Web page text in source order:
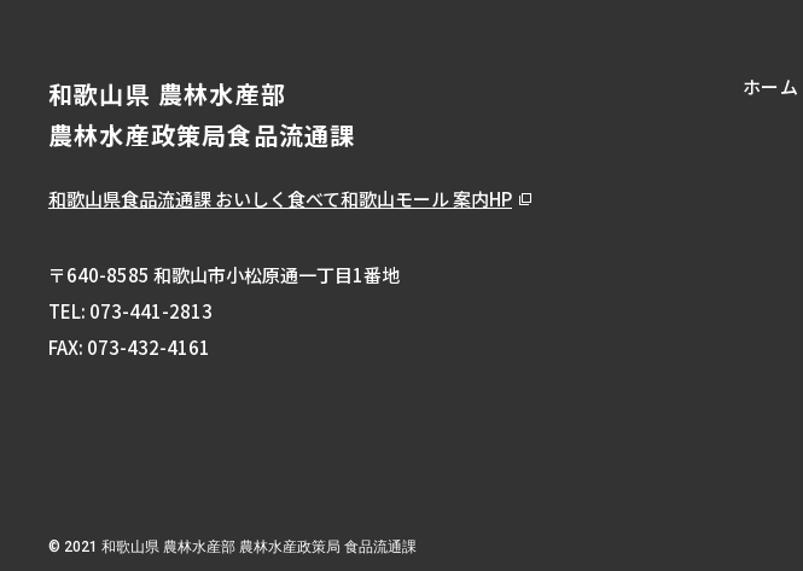
和歌山県 農林水産部
農林水産政策局食品流通課
和歌山県食品流通課おいしく食べて和歌山モール 案内HP
〒640-8585 和歌山市小松原通一丁目1番地
TEL: 073-441-2813
FAX: 073-432-4161
ホーム
© 2021 和歌山県 農林水産部 農林水産政策局 食品流通課